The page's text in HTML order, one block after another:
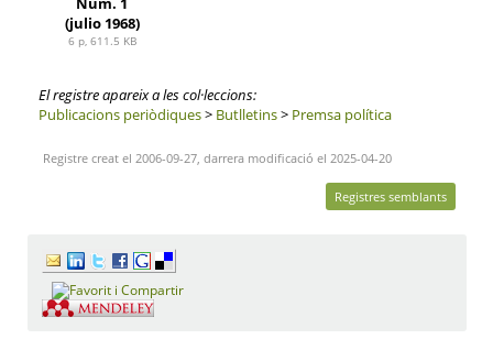
(julio 1968)
6 p, 611.5 KB
El registre apareix a les col·leccions:
Publicacions periòdiques> Butlletins> Premsa política
Registre creat el 2006-09-27, darrera modificació el 2025-04-20
Registres semblants